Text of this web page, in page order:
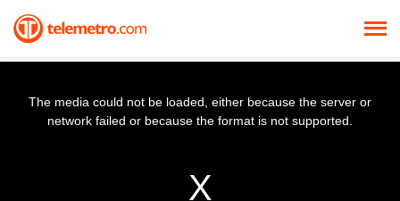
The media could not be loaded, either because the server or
network failed or because the format is not supported.